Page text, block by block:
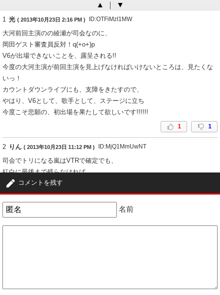
▲ ｜ ▼
1 光 ( 2013年10月23日 2:16 PM ) ID:OTFiMzI1MW
大河前回主演のの綾瀬が司会なのに、
岡田ゲスト審査員反対！q(+o+)p
V6が出場できないことを、露呈される!!
今度の大河主演が前回主演を見上げなければいけないところは、見たくな
いっ！
カウントダウンライブにも、支障をきたすので、
やはり、V6として、歌手として、ステージに立ち
今度こそ悲願の、初出場を果たして欲しいです!!!!!!
1 1
2 りん ( 2013年10月23日 11:12 PM ) ID:MjQ1MmUwNT
司会でトリになる嵐はVTRで確定でも、
紅白に最後まで残らなければ
カウコン行けないこともないんだけどね。
やっぱりNHKは断れないのかな。
まあ残ったグループだけでも十分
豪華だとは思うけどなあ。
なぜSMAPは、
コメントを残す
名前